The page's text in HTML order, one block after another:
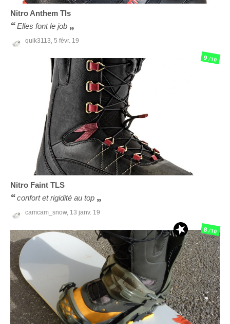
Nitro Anthem Tls
Elles font le job
quik3113, 5 févr. 19
Nitro Faint TLS
confort et rigidité au top
camcam_snow, 13 janv. 19
9/10
8/10